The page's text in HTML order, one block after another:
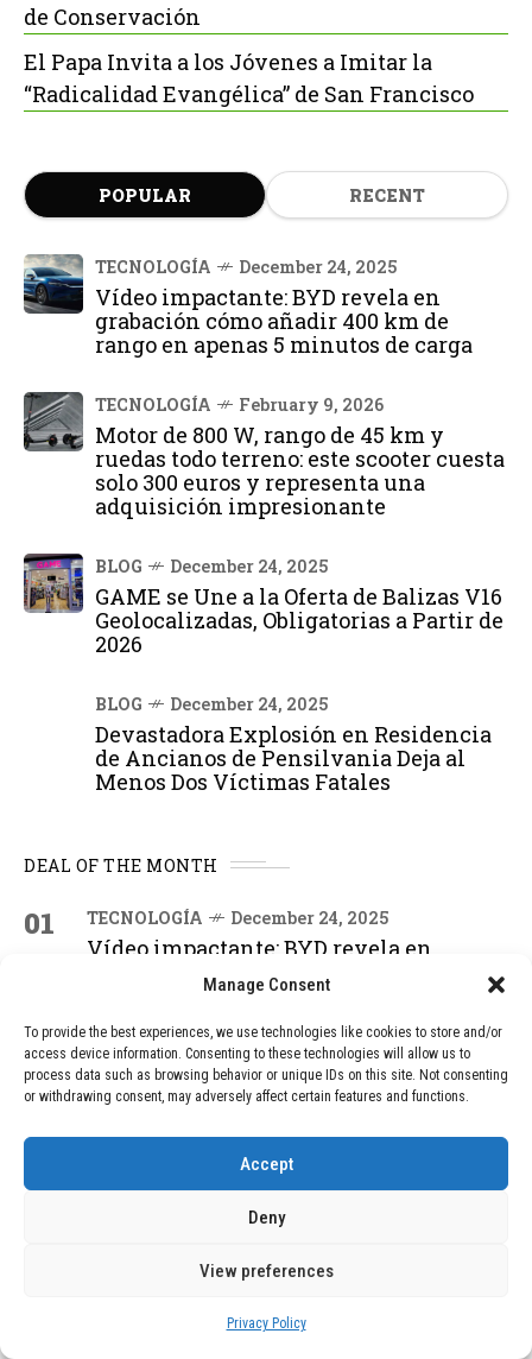
Manage Consent
To provide the best experiences, we use technologies like cookies to store and/or
access device information. Consenting to these technologies will allow us to
process data such as browsing behavior or unique IDs on this site. Not consenting
or withdrawing consent, may adversely affect certain features and functions.
Accept
Deny
View preferences
Privacy Policy
de Conservación
El Papa Invita a los Jóvenes a Imitar la
“Radicalidad Evangélica” de San Francisco
POPULAR RECENT
TECNOLOGÍA December 24, 2025
Vídeo impactante: BYD revela en
grabación cómo añadir 400 km de
rango en apenas 5 minutos de carga
TECNOLOGÍA February 9, 2026
Motor de 800 W, rango de 45 km y
ruedas todo terreno: este scooter cuesta
solo 300 euros y representa una
adquisición impresionante
BLOG December 24, 2025
GAME se Une a la Oferta de Balizas V16
Geolocalizadas, Obligatorias a Partir de
2026
BLOG December 24, 2025
Devastadora Explosión en Residencia
de Ancianos de Pensilvania Deja al
Menos Dos Víctimas Fatales
DEAL OF THE MONTH
01 TECNOLOGÍA December 24, 2025
Vídeo impactante: BYD revela en
grabación cómo añadir 400 km de rango
en apenas 5 minutos de carga
02 TECNOLOGÍA February 9, 2026
Motor de 800 W, rango de 45 km y
ruedas todo terreno: este scooter cuesta
solo 300 euros y representa una
adquisición impresionante
December 24, 2025
Geolocalizadas, Obligatorias a Partir de